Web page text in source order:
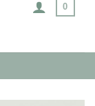
0